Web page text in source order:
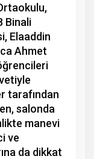
Binali
Elaaddin
Ahmet
tarafından
salonda
manevi
ve
da dikkat